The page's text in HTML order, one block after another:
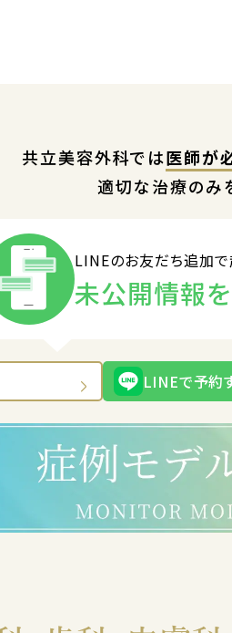
共立美容外科では医師が
適切な治療のみ
LINEのお友だち追加で
未公開情報を
LINEで予約